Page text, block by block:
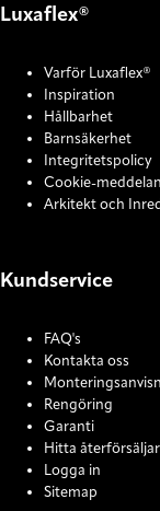
Luxaflex®
Varför Luxaflex®
Inspiration
Hållbarhet
Barnsäkerhet
Integritetspolicy
Cookie-
Arkitekt och
Kundservice
FAQ's
Kontakta oss
Rengöring
Garanti
Hitta
Logga in
Sitemap